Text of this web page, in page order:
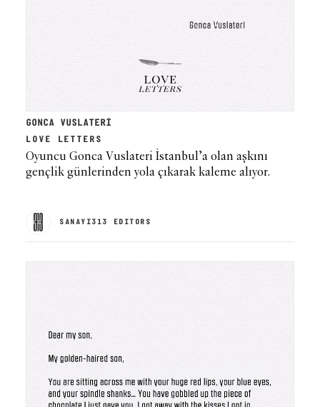
GONCA VUSLATERİ
LOVE LETTERS
Oyuncu Gonca Vuslateri İstanbul’a olan aşkını
gençlik günlerinden yola çıkarak kaleme alıyor.
SANAYI313 EDITORS